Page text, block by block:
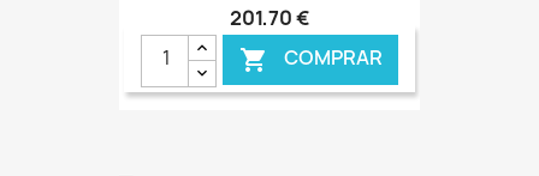
201,70 €
 COMPRAR